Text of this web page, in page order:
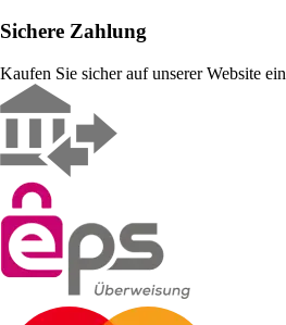
Sichere Zahlung
Kaufen Sie sicher auf unserer Website ein